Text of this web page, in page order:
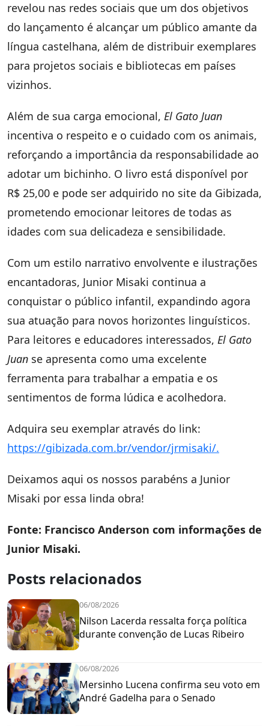
revelou nas redes sociais que um dos objetivos
do lançamento é alcançar um público amante da
língua castelhana, além de distribuir exemplares
para projetos sociais e bibliotecas em países
vizinhos.
Além de sua carga emocional, El Gato Juan
incentiva o respeito e o cuidado com os animais,
reforçando a importância da responsabilidade ao
adotar um bichinho. O livro está disponível por
R$ 25,00 e pode ser adquirido no site da Gibizada,
prometendo emocionar leitores de todas as
idades com sua delicadeza e sensibilidade.
Com um estilo narrativo envolvente e ilustrações
encantadoras, Junior Misaki continua a
conquistar o público infantil, expandindo agora
sua atuação para novos horizontes linguísticos.
Para leitores e educadores interessados, El Gato
Juan se apresenta como uma excelente
ferramenta para trabalhar a empatia e os
sentimentos de forma lúdica e acolhedora.
Adquira seu exemplar através do link:
https://gibizada.com.br/vendor/jrmisaki/.
Deixamos aqui os nossos parabéns a Junior
Misaki por essa linda obra!
Fonte: Francisco Anderson com informações de
Junior Misaki.
Posts relacionados
06/08/2026
Nilson Lacerda ressalta força política
durante convenção de Lucas Ribeiro
06/08/2026
Mersinho Lucena confirma seu voto em
André Gadelha para o Senado